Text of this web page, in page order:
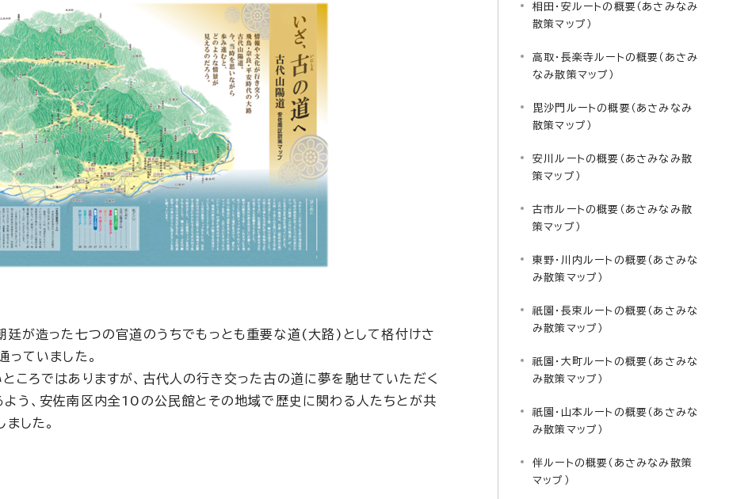
廷が造った七つの官道のうちでもっとも重要な道(大路)として格付けさ
ていました。
ころではありますが、古代人の行き交った古の道に夢を馳せていただく
う、安佐南区内全10の公民館とその地域で歴史に関わる人たちとが共
ました。
相田・安ルートの概要（あさみなみ
散策マップ）
高取・長楽寺ルートの概要（あさみ
なみ散策マップ）
毘沙門ルートの概要（あさみなみ
散策マップ）
安川ルートの概要（あさみなみ散
策マップ）
古市ルートの概要（あさみなみ散
策マップ）
東野・川内ルートの概要（あさみな
み散策マップ）
祇園・長束ルートの概要（あさみな
み散策マップ）
祇園・大町ルートの概要（あさみな
み散策マップ）
祇園・山本ルートの概要（あさみな
み散策マップ）
伴ルートの概要（あさみなみ散策
マップ）